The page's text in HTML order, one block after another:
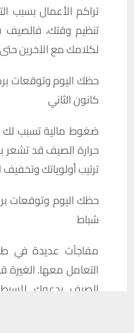
تراكم الأعمال بسبب
تنظيم وقتك، فالصيف
لكلامك مع الآخرين
كانون الثاني
ضغوط مالية تسبب لك
حرارة الصيف قد تشعر
ترتيب أولوياتك
شباط
مفاجآت عديدة في
التعامل معها. الغيرة
الصيف يدعوك